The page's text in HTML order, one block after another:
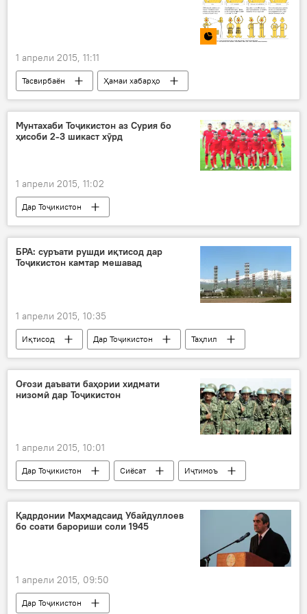
1 апрели 2015, 11:11
Тасвирбаён Ҳамаи хабарҳо
Мунтахаби Тоҷикистон аз Сурия бо
ҳисоби 2-3 шикаст хӯрд
1 апрели 2015, 11:02
Дар Тоҷикистон
Навигариҳои варзиши Тоҷикистон
Ҳамаи хабарҳо
Рафеъ Раҷа
Нуриддин Давронов
ФФТ
ФИФА
БРА: суръати рушди иқтисод дар
Тоҷикистон камтар мешавад
1 апрели 2015, 10:35
Иқтисод Дар Тоҷикистон
Таҳлил
Ҳамаи хабарҳо
БРА
коҳиши ММД
таназзули иқтисоди Тоҷикистон
бӯҳрони иқтисодии Русия
Оғози даъвати баҳории хидмати
низомӣ дар Тоҷикистон
1 апрели 2015, 10:01
Дар Тоҷикистон Сиёсат
Иҷтимоъ
Ҳамаи хабарҳо
Амният ва мудофиа
Эмомалӣ Раҳмон
президенти Тоҷикистон
вазорати мудофиа
комиссариатҳои низомӣ
даъвати баҳории наваскарон ба артиш
Қадрдонии Маҳмадсаид Убайдуллоев
бо соати барориши соли 1945
1 апрели 2015, 09:50
Дар Тоҷикистон